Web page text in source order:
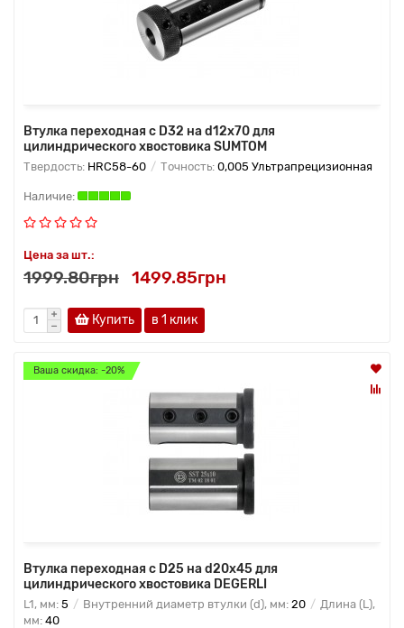
Втулка переходная с D32 на d12х70 для
цилиндрического хвостовика SUMTOM
Твердость: HRC58-60 Точность: 0,005 Ультрапрецизионная
Цена за шт.:
1999.80грн 1499.85грн
Купить в 1 клик
Ваша скидка: -20%
Втулка переходная с D25 на d20x45 для
цилиндрического хвостовика DEGERLI
L1, мм: 5 Внутренний диаметр втулки (d), мм: 20
Длина (L),
мм: 40